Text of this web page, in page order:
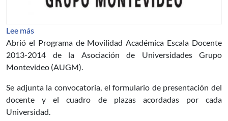
Lee más
Abrió el Programa de Movilidad Académica Escala Docente
2013-2014 de la Asociación de Universidades Grupo
Montevideo (AUGM).
Se adjunta la convocatoria, el formulario de presentación del
docente y el cuadro de plazas acordadas por cada
Universidad.